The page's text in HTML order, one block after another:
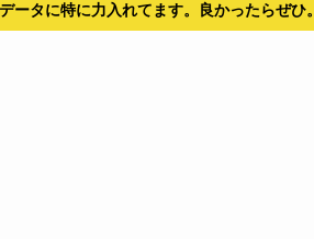
ータに特に力入れてます。良かったらぜひ。